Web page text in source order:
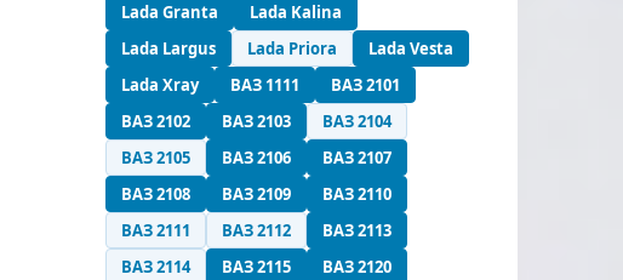
Lada Granta
Lada Kalina
Lada Largus
Lada Priora
Lada Vesta
Lada Xray
ВАЗ 1111
ВАЗ 2101
ВАЗ 2102
ВАЗ 2103
ВАЗ 2104
ВАЗ 2105
ВАЗ 2106
ВАЗ 2107
ВАЗ 2108
ВАЗ 2109
ВАЗ 2110
ВАЗ 2111
ВАЗ 2112
ВАЗ 2113
ВАЗ 2114
ВАЗ 2115
ВАЗ 2120